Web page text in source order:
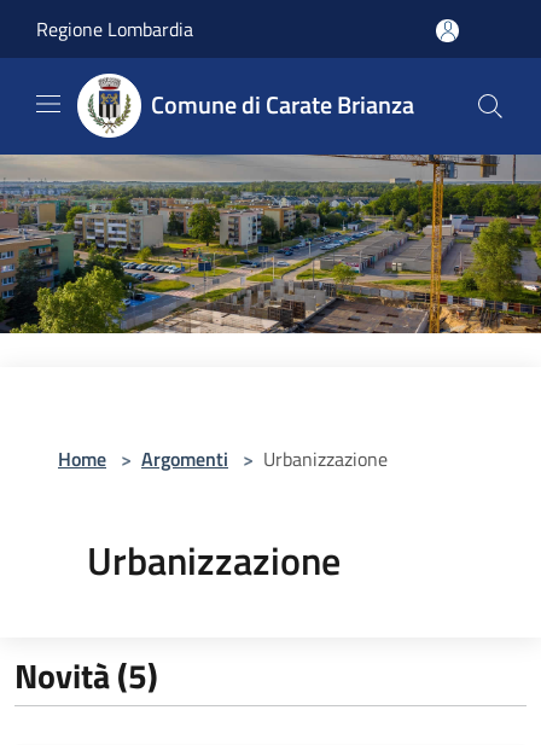
Regione Lombardia
Comune di Carate Brianza
Home > Argomenti > Urbanizzazione
Urbanizzazione
Novità (5)